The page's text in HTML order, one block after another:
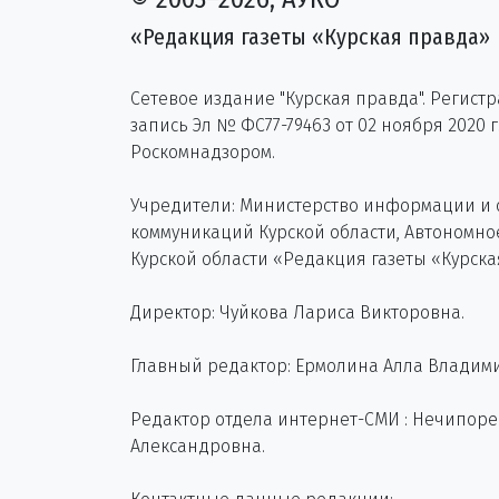
«Редакция газеты «Курская правда»
Сетевое издание "Курская правда".
запись Эл № ФС77-79463 от 02 ноября 2020
Роскомнадзором.
Учредители: Министерство информации и
коммуникаций Курской области,
Курской области «Редакция газеты
Директор: Чуйкова Лариса Викторовна.
Главный редактор: Ермолина Алла
Редактор отдела интернет-СМИ :
Александровна.